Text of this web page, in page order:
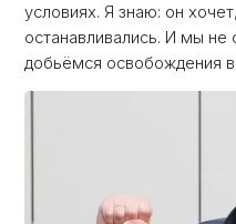
условиях. Я знаю: он
останавливались. И мы не
добьёмся освобождения